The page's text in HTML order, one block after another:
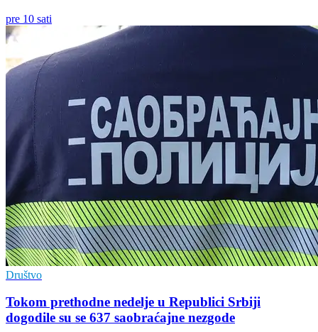
pre 10 sati
Društvo
Tokom prethodne nedelje u Republici Srbiji
dogodile su se 637 saobraćajne nezgode